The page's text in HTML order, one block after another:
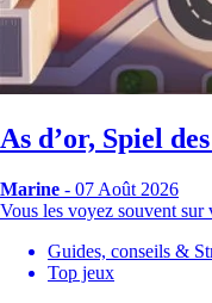
As d’or, Spiel
Marine - 07 Août 2026
Vous les voyez souvent
Guides, conseils &
Top jeux